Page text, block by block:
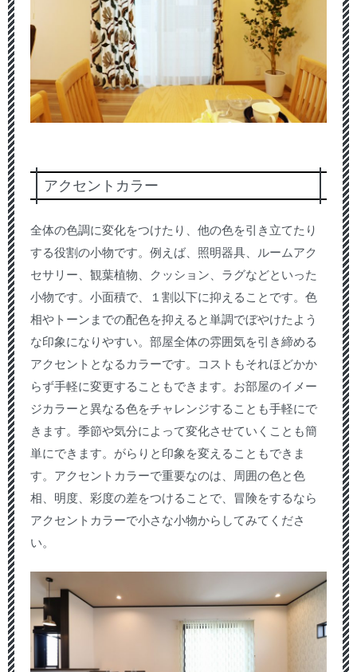
アクセントカラー
全体の色調に変化をつけたり、他の色を引き立てたり
する役割の小物です。例えば、照明器具、ルームアク
セサリー、観葉植物、クッション、ラグなどといった
小物です。小面積で、１割以下に抑えることです。色
相やトーンまでの配色を抑えると単調でぼやけたよう
な印象になりやすい。部屋全体の雰囲気を引き締める
アクセントとなるカラーです。コストもそれほどかか
らず手軽に変更することもできます。お部屋のイメー
ジカラーと異なる色をチャレンジすることも手軽にで
きます。季節や気分によって変化させていくことも簡
単にできます。がらりと印象を変えることもできま
す。アクセントカラーで重要なのは、周囲の色と色
相、明度、彩度の差をつけることで、冒険をするなら
アクセントカラーで小さな小物からしてみてくださ
い。